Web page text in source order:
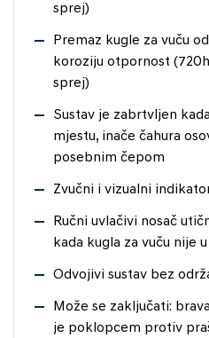
sprej)
Premaz kugle za vuču
koroziju otpornost
sprej)
Sustav je zabrtvljen
mjestu, inače čahura
posebnim čepom
Zvučni i vizualni
Ručni uvlačivi nosač
kada kugla za vuču nije
Odvojivi sustav bez
Može se zaključati:
je poklopcem protiv